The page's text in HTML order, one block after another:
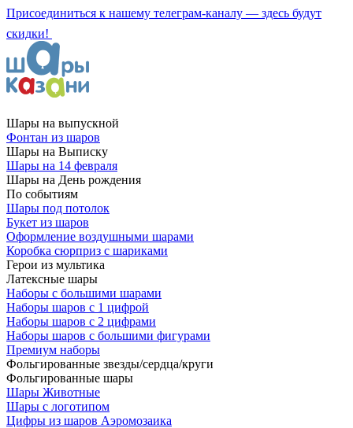
Присоединиться к нашему телеграм-каналу — здесь будут
скидки!
Шары на выпускной
Фонтан из шаров
Шары на Выписку
Шары на 14 февраля
Шары на День рождения
По событиям
Шары под потолок
Букет из шаров
Оформление воздушными шарами
Коробка сюрприз с шариками
Герои из мультика
Латексные шары
Наборы с большими шарами
Наборы шаров с 1 цифрой
Наборы шаров с 2 цифрами
Наборы шаров с большими фигурами
Премиум наборы
Фольгированные звезды/сердца/круги
Фольгированные шары
Шары Животные
Шары с логотипом
Цифры из шаров Аэромозаика